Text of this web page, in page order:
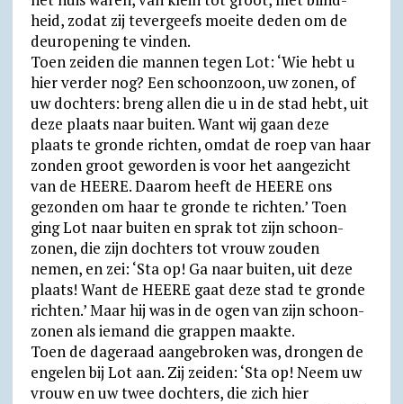
heid, zodat zij tever­geefs moeite deden om de
deur­opening te vinden.
Toen zeiden die mannen tegen Lot: ‘Wie hebt u
hier verder nog? Een schoon­zoon, uw zonen, of
uw dochters: breng allen die u in de stad hebt, uit
deze plaats naar buiten. Want wij gaan deze
plaats te gronde richten, omdat de roep van haar
zonden groot geworden is voor het aangezicht
van de HEERE. Daarom heeft de HEERE ons
gezonden om haar te gronde te richten.’ Toen
ging Lot naar buiten en sprak tot zijn schoon­
zonen, die zijn dochters tot vrouw zouden
nemen, en zei: ‘Sta op! Ga naar buiten, uit deze
plaats! Want de HEERE gaat deze stad te gronde
richten.’ Maar hij was in de ogen van zijn schoon­
zonen als iemand die grappen maakte.
Toen de dageraad aangebroken was, drongen de
engelen bij Lot aan. Zij zeiden: ‘Sta op! Neem uw
vrouw en uw twee dochters, die zich hier